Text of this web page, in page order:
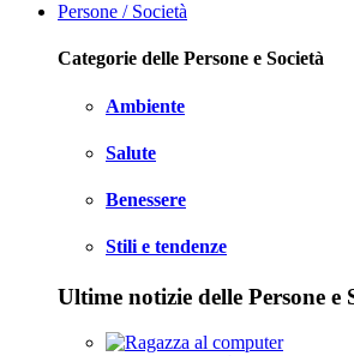
Persone / Società
Categorie delle Persone e Società
Ambiente
Salute
Benessere
Stili e tendenze
Ultime notizie delle Persone e